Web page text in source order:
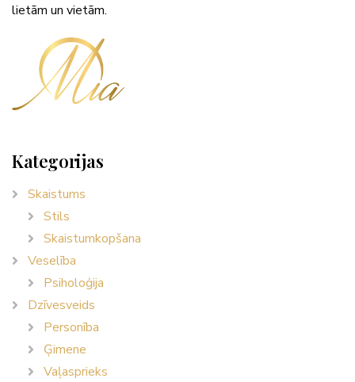
lietām un vietām.
Kategorijas
Skaistums
Stils
Skaistumkopšana
Veselība
Psiholoģija
Dzīvesveids
Personība
Ģimene
Vaļasprieks